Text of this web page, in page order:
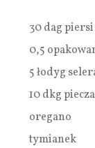
30 dag
0,5
5 łodyg
10 dkg
oregano
tymianek